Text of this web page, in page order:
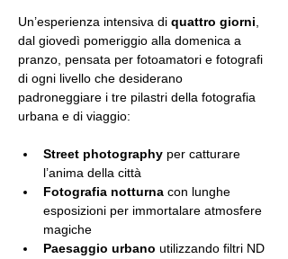
Un’esperienza intensiva di quattro giorni,
dal giovedì pomeriggio alla domenica a
pranzo, pensata per fotoamatori e fotografi
di ogni livello che desiderano
padroneggiare i tre pilastri della fotografia
urbana e di viaggio:
Street photography per catturare
l’anima della città
Fotografia notturna con lunghe
esposizioni per immortalare atmosfere
magiche
Paesaggio urbano utilizzando filtri ND